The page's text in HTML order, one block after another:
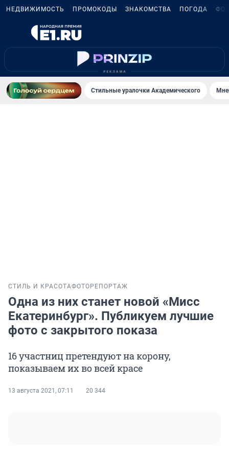
НЕДВИЖИМОСТЬ ПРОМОКОДЫ ЗНАКОМСТВА ПОГОДА
Стильные уралочки Академического
СТИЛЬ И КРАСОТАФОТОРЕПОРТАЖ
Одна из них станет новой «Мисс
Екатеринбург». Публикуем лучшие
фото с закрытого показа
16 участниц претендуют на корону,
показываем их во всей красе
13 августа 2021, 07:11 20 344